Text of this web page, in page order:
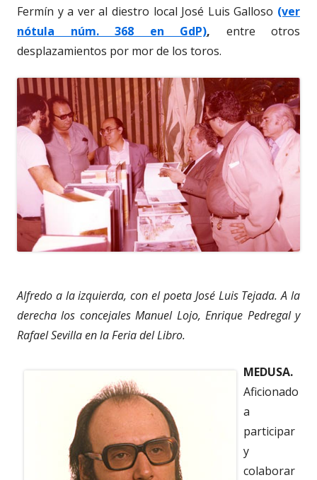
Fermín y a ver al diestro local José Luis Galloso (ver
nótula núm. 368 en GdP), entre otros
desplazamientos por mor de los toros.
Alfredo a la izquierda, con el poeta José Luis Tejada. A la
derecha los concejales Manuel Lojo, Enrique Pedregal y
Rafael Sevilla en la Feria del Libro.
MEDUSA.
Aficionado
a
participar
y
colaborar